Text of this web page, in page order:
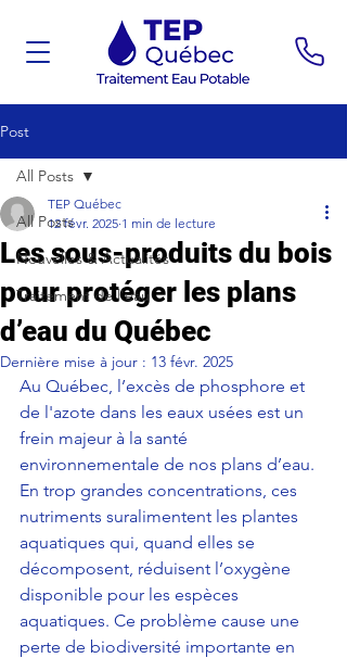
Post
All Posts
Nouvelles & Actualités
Traitement de l'eau
All Posts
Les sous-produits du bois
pour protéger les plans
d’eau du Québec
TEP Québec
12 févr. 2025 1 min de lecture
Dernière mise à jour : 13 févr. 2025
Au Québec, l’excès de phosphore et
de l'azote dans les eaux usées est un
frein majeur à la santé
environnementale de nos plans d’eau.
En trop grandes concentrations, ces
nutriments suralimentent les plantes
aquatiques qui, quand elles se
décomposent, réduisent l’oxygène
disponible pour les espèces
aquatiques. Ce problème cause une
perte de biodiversité importante en